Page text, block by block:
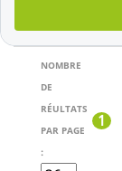
NOMBRE
DE
RÉULTATS
PAR PAGE
:
1